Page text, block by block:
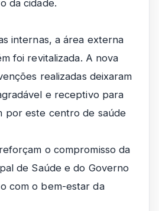
da cidade.
internas, a área externa
foi revitalizada. A nova
realizadas deixaram
e receptivo para
por este centro de saúde
o compromisso da
de Saúde e do Governo
com o bem-estar da